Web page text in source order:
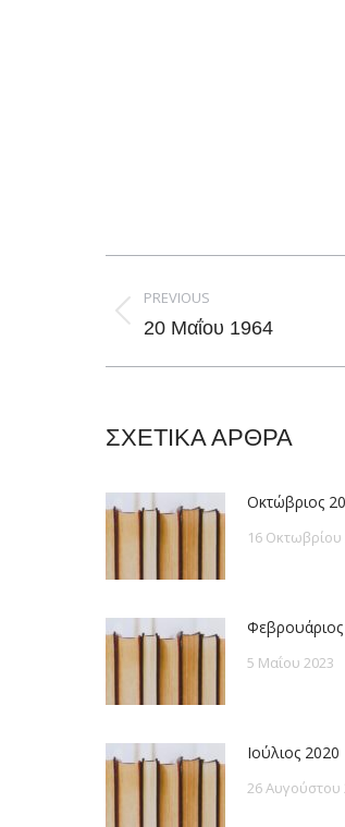
navigation
PREVIOUS
Previous
20 Μαΐου 1964
ΣΧΕΤΙΚΑ ΑΡΘΡΑ
Οκτώβριος
16 Οκτωβρίου
5 Μαΐου 2023
Ιούλιος 2020
26 Αυγούστου